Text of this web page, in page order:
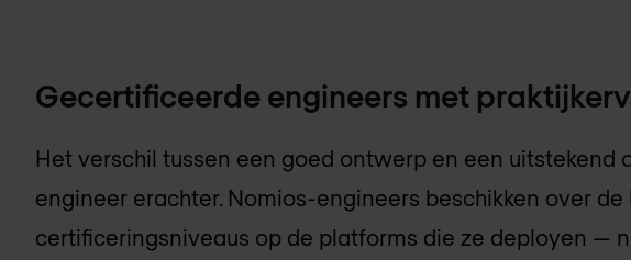
Gecertificeerde engineers met
Het verschil tussen een goed ontwerp en een uitstekend
engineer erachter. Nomios-engineers beschikken over de
certificeringsniveaus op de platforms die ze deployen —